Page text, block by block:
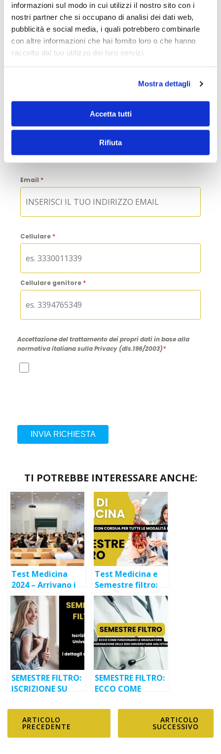
informazioni sul modo in cui utilizzi il nostro sito con i
nostri partner che si occupano di analisi dei dati web,
pubblicità e social media, i quali potrebbero combinarle
con altre informazioni che hai fornito loro o che hanno
raccolto dal tuo utilizzo dei loro servizi.
Mostra dettagli
Accetta tutti
Rifiuta
Desideri prepararti con noi?
Richiedi informazioni ora
Email *
Cellulare *
Cellulare genitore *
Accettazione del trattamento dei propri dati in base alla
normativa italiana sulla Privacy (dls.196/2003)*
INVIA RICHIESTA
TI POTREBBE INTERESSARE ANCHE:
Test Medicina
2024 – Arrivano i
primi bandi delle
università private
Test Medicina e
Semestre filtro:
preparati con
Cordua
SEMESTRE FILTRO:
ISCRIZIONE SU
DETTAGLI SUI
SYLLABUS
SEMESTRE FILTRO:
ECCO COME
GRADUATORIE E
L’ASSEGNAZIONE
ARTICOLO
PRECEDENTE
ARTICOLO
SUCCESSIVO